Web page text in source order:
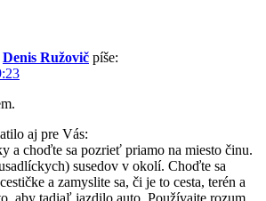
Denis Ružovič píše:
aj pre Vás:
a choďte sa pozrieť priamo na miesto činu.
susedov v okolí. Choďte sa
a zamyslite sa, či je to cesta, terén a
aby tadiaľ jazdilo auto. Používajte rozum.